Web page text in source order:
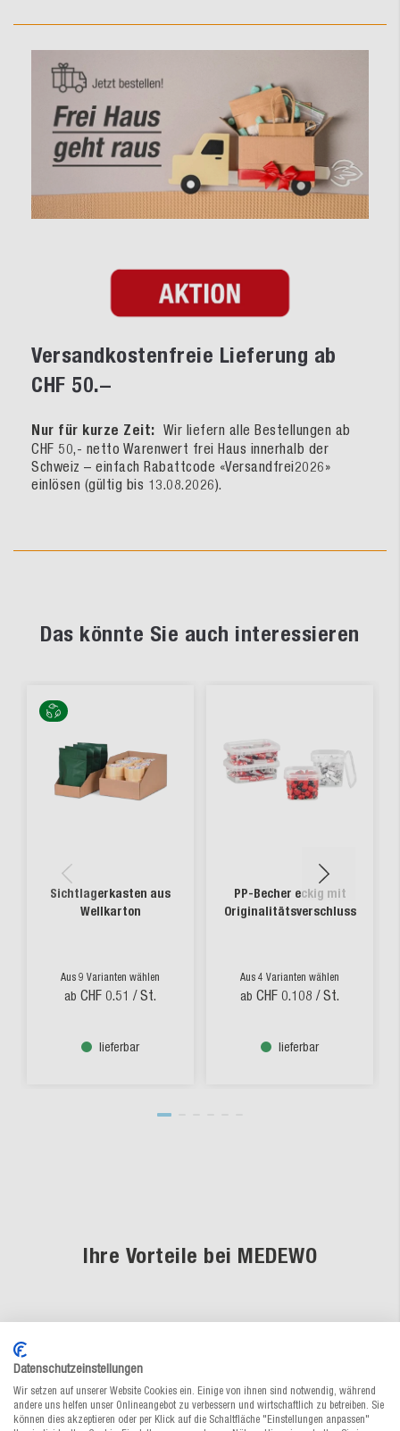
Versandkostenfreie Lieferung ab
CHF 50.–
Nur für kurze Zeit: Wir liefern alle Bestellungen ab
CHF 50,- netto Warenwert frei Haus innerhalb der
Schweiz – einfach Rabattcode «Versandfrei2026»
einlösen (gültig bis 13.08.2026).
Das könnte Sie auch interessieren
Sichtlagerkasten aus
Wellkarton
Aus 9 Varianten wählen
ab CHF 0.51 / St.
lieferbar
PP-Becher eckig mit
Originalitätsverschluss
Aus 4 Varianten wählen
ab CHF 0.108 / St.
lieferbar
Ihre Vorteile bei MEDEWO
Fachkundige Beratung
Unsere Verpackungsspezialisten sind
persönlich für Sie da
Datenschutzeinstellungen
Wir setzen auf unserer Website Cookies ein. Einige von ihnen sind notwendig, während
andere uns helfen unser Onlineangebot zu verbessern und wirtschaftlich zu betreiben. Sie
können dies akzeptieren oder per Klick auf die Schaltfläche "Einstellungen anpassen"